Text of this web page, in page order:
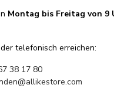
Montag bis Freitag von 9
telefonisch erreichen:
38 17 80